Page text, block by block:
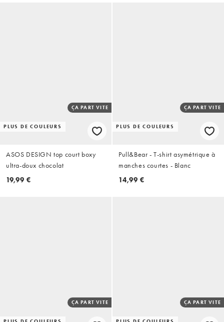
PLUS DE COULEURS
ÇA PART VITE
ASOS DESIGN top court boxy
ultra-doux chocolat
19,99 €
PLUS DE COULEURS
ÇA PART VITE
Pull&Bear - T-shirt asymétrique à
manches courtes - Blanc
14,99 €
ÇA PART VITE ÇA PART VITE